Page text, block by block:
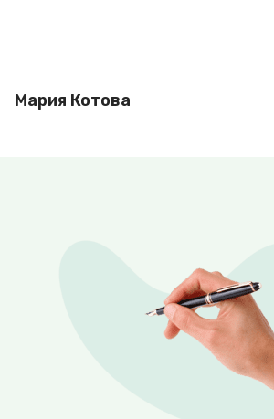
Мария Котова